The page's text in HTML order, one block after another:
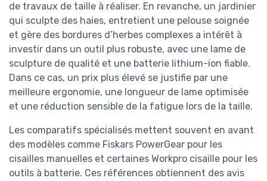
de travaux de taille à réaliser. En revanche, un jardinier
qui sculpte des haies, entretient une pelouse soignée
et gère des bordures d’herbes complexes a intérêt à
investir dans un outil plus robuste, avec une lame de
sculpture de qualité et une batterie lithium-ion fiable.
Dans ce cas, un prix plus élevé se justifie par une
meilleure ergonomie, une longueur de lame optimisée
et une réduction sensible de la fatigue lors de la taille.
Les comparatifs spécialisés mettent souvent en avant
des modèles comme Fiskars PowerGear pour les
cisailles manuelles et certaines Workpro cisaille pour les
outils à batterie. Ces références obtiennent des avis